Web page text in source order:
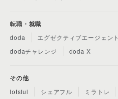
転職・就職
doda エグゼクティブエージェント
dodaチャレンジ
doda X
その他
lotsful シェアフル ミラトレ